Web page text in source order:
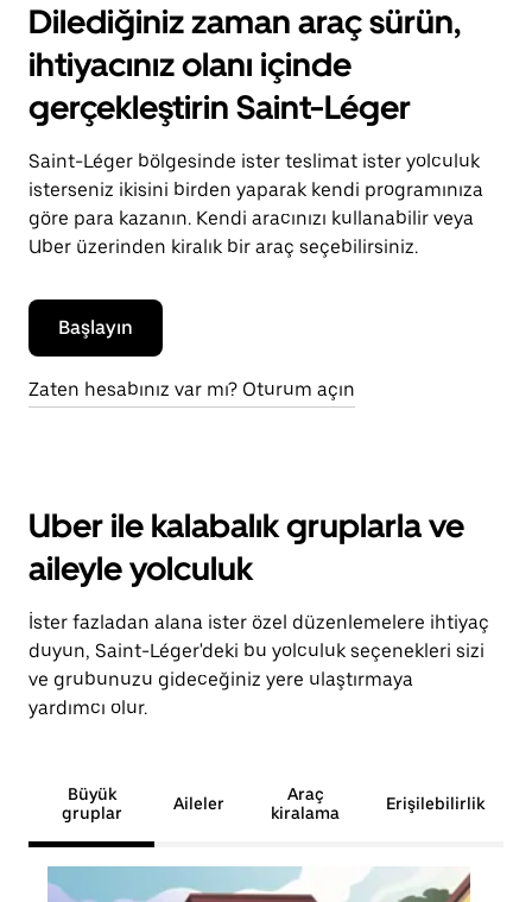
Dilediğiniz zaman araç sürün,
ihtiyacınız olanı içinde
gerçekleştirin Saint-Léger
Saint-Léger bölgesinde ister teslimat ister yolculuk
isterseniz ikisini birden yaparak kendi programınıza
göre para kazanın. Kendi aracınızı kullanabilir veya
Uber üzerinden kiralık bir araç seçebilirsiniz.
Başlayın
Zaten hesabınız var mı? Oturum açın
Uber ile kalabalık gruplarla ve
aileyle yolculuk
İster fazladan alana ister özel düzenlemelere ihtiyaç
duyun, Saint-Léger'deki bu yolculuk seçenekleri sizi
ve grubunuzu gideceğiniz yere ulaştırmaya
yardımcı olur.
Büyük
gruplar
Aileler
Araç
kiralama
Erişilebilirlik